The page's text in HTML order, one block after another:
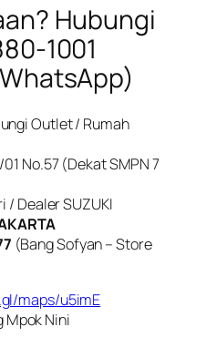
Hubungi
1001
Outlet / Rumah
No.57 (Dekat SMPN 7
/ Dealer SUZUKI
(Bang Sofyan – Store
maps/u5imE
Mpok Nini